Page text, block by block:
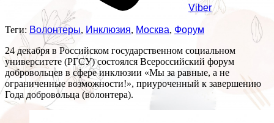
Viber
Теги: Волонтеры, Инклюзия, Москва, Форум
24 декабря в Российском государственном социальном
университете (РГСУ) состоялся Всероссийский форум
добровольцев в сфере инклюзии «Мы за равные, а не
ограниченные возможности!», приуроченный к завершению
Года добровольца (волонтера).